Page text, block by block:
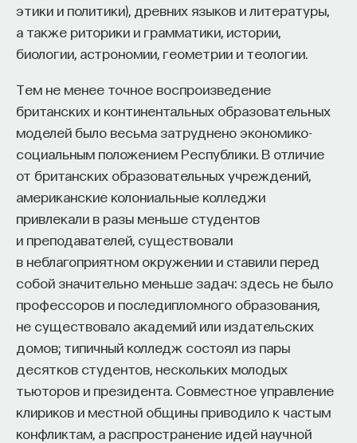
этики и политики), древних языков и литературы,
а также риторики и грамматики, истории,
биологии, астрономии, геометрии и теологии.
Тем не менее точное воспроизведение
британских и континентальных образовательных
моделей было весьма затруднено экономико-
социальным положением Республики. В отличие
от британских образовательных учреждений,
американские колониальные колледжи
привлекали в разы меньше студентов
и преподавателей, существовали
в неблагоприятном окружении и ставили перед
собой значительно меньше задач: здесь не было
профессоров и последипломного образования,
не существовало академий или издательских
домов; типичный колледж состоял из пары
десятков студентов, нескольких молодых
тьюторов и президента. Совместное управление
клириков и местной общины приводило к частым
конфликтам, а распространение идей научной
Что такое Naukka Talents
Naukka Talents— это не просто рекрутинговый
специалистов на пути к карьере в глобальных
инновационных индустриях. Сервис помогает
преодолеть существующие барьеры через
обучение, карьерное сопровождение и прямые
связи с компаниями, заинтересованными
Сервис создан для всех, кто хочет найти свой
путь в инновационных индустриях:
Учёных, инженеров и исследователей
с опытом работы в научной сфере;
Специалистов с STEM-образованием,
желающих сменить сферу деятельности;
Тех, кто пока не имеет достаточного опыта
работы в индустрии, но стремится развивать
необходимые навыки.